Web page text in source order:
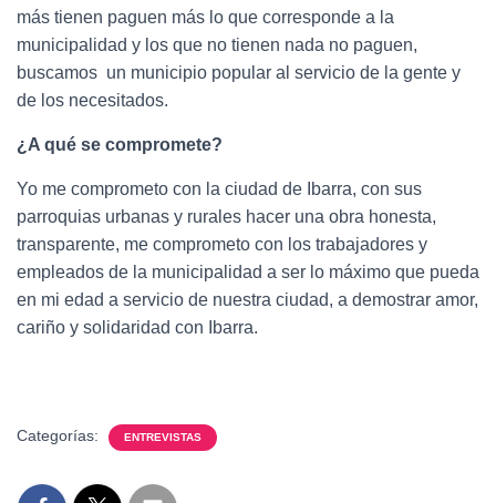
más tienen paguen más lo que corresponde a la
municipalidad y los que no tienen nada no paguen,
buscamos un municipio popular al servicio de la gente y
de los necesitados.
¿A qué se compromete?
Yo me comprometo con la ciudad de Ibarra, con sus
parroquias urbanas y rurales hacer una obra honesta,
transparente, me comprometo con los trabajadores y
empleados de la municipalidad a ser lo máximo que pueda
en mi edad a servicio de nuestra ciudad, a demostrar amor,
cariño y solidaridad con Ibarra.
Categorías: ENTREVISTAS